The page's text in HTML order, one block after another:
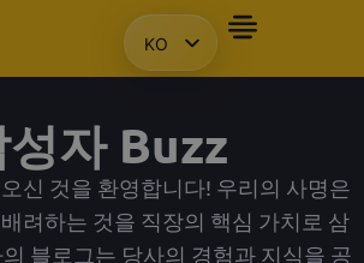
KO
HU
PL
성자 Buzz
신 것을 환영합니다! 우리의 사명은
려하는 것을 직장의 핵심 가치로 삼
블로그는 당사의 경험과 지식을 공